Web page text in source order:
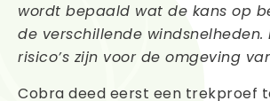
wordt bepaald wat de kans op
de verschillende windsnelheden.
risico’s zijn voor de omgeving
Cobra deed eerst een trekproef